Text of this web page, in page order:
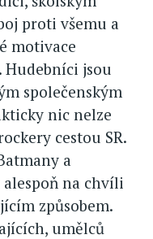
proti všemu a
motivace
jsou
společenským
nic nelze
cestou SR.
a
na chvíli
způsobem.
umělců